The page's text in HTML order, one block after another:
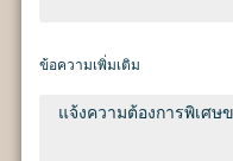
ข้อความเพิ่มเติม